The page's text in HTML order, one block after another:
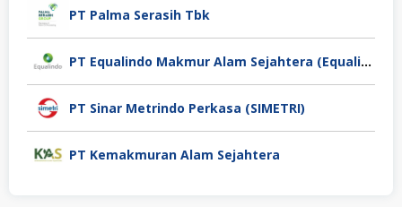
PT Palma Serasih Tbk
PT Equalindo Makmur Alam Sejahtera (Equalindo Group)
PT Sinar Metrindo Perkasa (SIMETRI)
PT Kemakmuran Alam Sejahtera